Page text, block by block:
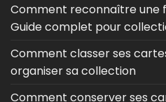
Comment reconnaître une
Guide complet pour
Comment classer ses
organiser sa collection
Comment conserver ses